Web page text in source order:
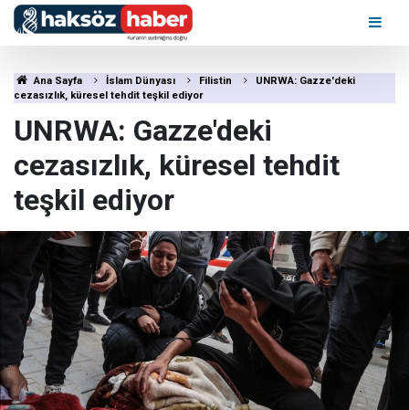
Ana Sayfa İslam Dünyası Filistin
UNRWA: Gazze'deki
cezasızlık, küresel tehdit teşkil ediyor
UNRWA: Gazze'deki
cezasızlık, küresel tehdit
teşkil ediyor